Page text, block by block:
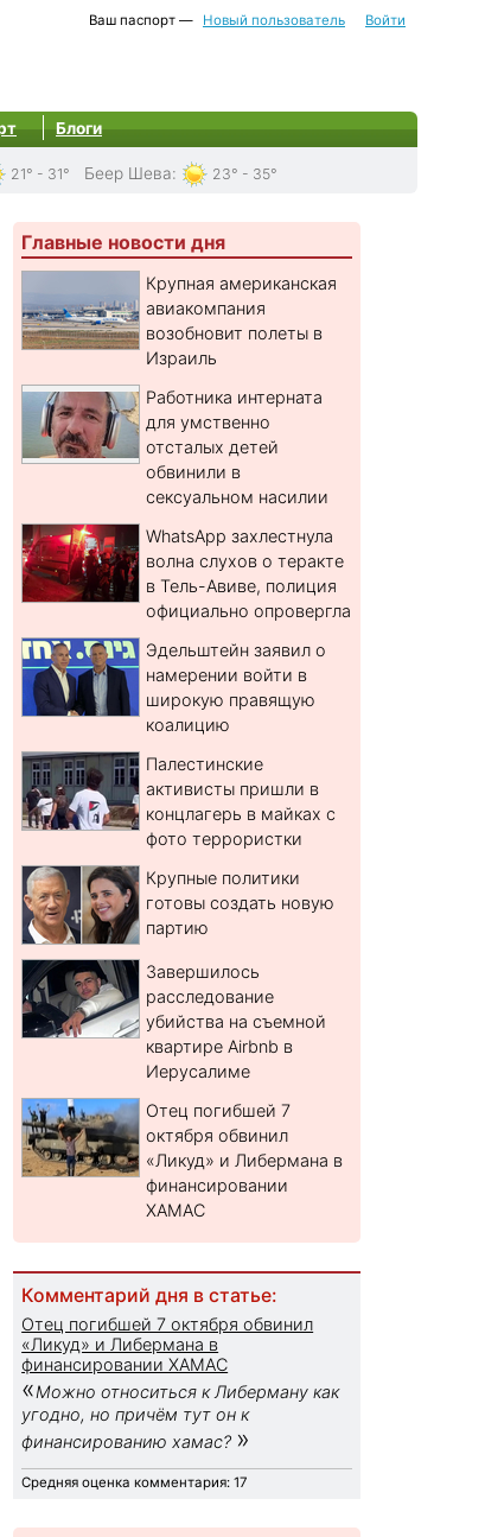
Ваш паспорт — Новый пользователь Войти
Блоги
21° - 31° Беер Шева: 23° - 35°
Главные новости дня
Крупная американская
авиакомпания
возобновит полеты в
Израиль
Работника интерната
для умственно
отсталых детей
обвинили в
сексуальном насилии
WhatsApp захлестнула
волна слухов о теракте
в Тель-Авиве, полиция
официально опровергла
Эдельштейн заявил о
намерении войти в
широкую правящую
коалицию
Палестинские
активисты пришли в
концлагерь в майках с
фото террористки
Крупные политики
готовы создать новую
партию
Завершилось
расследование
убийства на съемной
квартире Airbnb в
Иерусалиме
Отец погибшей 7
октября обвинил
«Ликуд» и Либермана в
финансировании
ХАМАС
Комментарий дня в статье:
Отец погибшей 7 октября обвинил
«Ликуд» и Либермана в
финансировании ХАМАС
«Можно относиться к Либерману как
угодно, но причём тут он к
финансированию хамас? »
Средняя оценка комментария: 17